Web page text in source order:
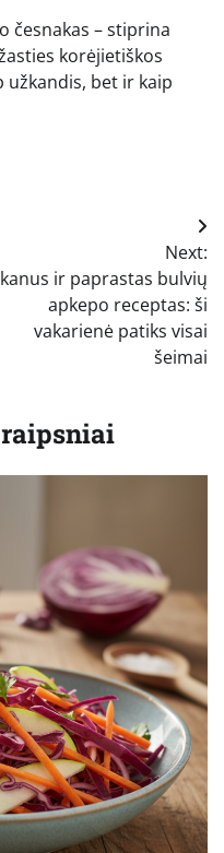
česnakas – stiprina
korėjietiškos
užkandis, bet ir kaip
Next:
ir paprastas bulvių
apkepo receptas: ši
vakarienė patiks visai
šeimai